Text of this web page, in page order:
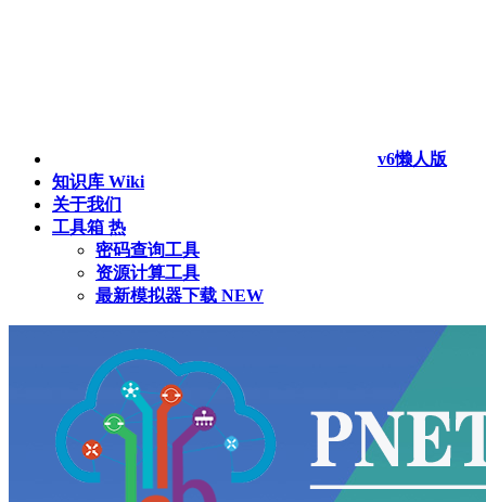
v6懒人版
知识库 Wiki
关于我们
工具箱 热
密码查询工具
资源计算工具
最新模拟器下载 NEW